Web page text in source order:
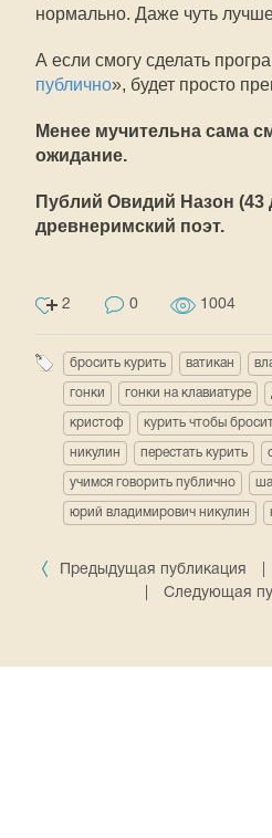
нормально. Даже чуть
А если смогу сделать
публично», будет просто
Менее мучительна сама
ожидание.
Публий Овидий Назон
древнеримский поэт.
2 0 1004
бросить курить ватикан
гонки гонки на клавиатуре
кристоф курить чтобы
никулин перестать курить
учимся говорить публично
юрий владимирович никулин
Предыдущая публикация
Следующая